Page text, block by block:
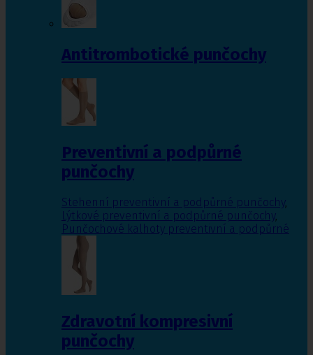
Antitrombotické punčochy
Preventivní a podpůrné
punčochy
Stehenní preventivní a podpůrné punčochy,
Lýtkové preventivní a podpůrné punčochy,
Punčochové kalhoty preventivní a podpůrné
Zdravotní kompresivní
punčochy